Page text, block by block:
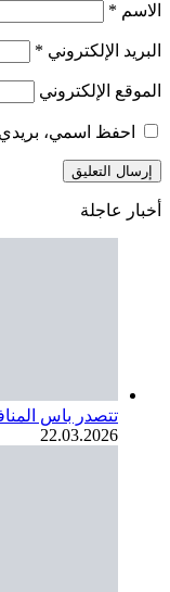
الاسم *
البريد الإلكتروني *
الموقع الإلكتروني
احفظ اسمي، بريدي
أخبار عاجلة
تتصدر باس
22.03.2026